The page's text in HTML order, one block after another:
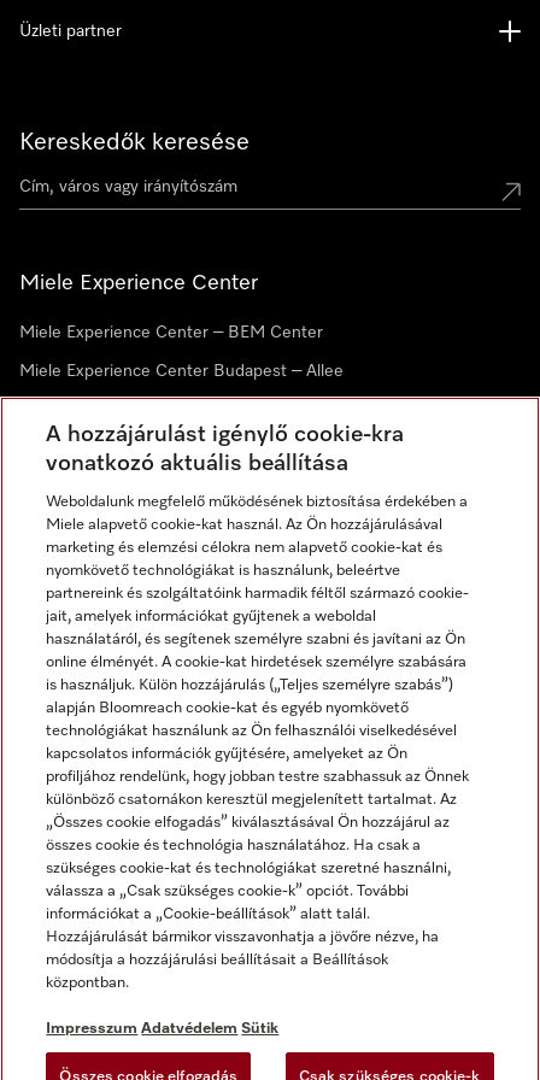
Kereskedők keresése
Miele Experience Center
Miele Experience Center – BEM Center
Miele Experience Center Budapest – Allee
Hírlevél
Üzleti partner
Impresszum
ÁSZF
Adatvédelem
Felhasználási feltételek
Akadálymentességi Nyilatkozat
Digitális Szolgáltatásokról szóló törvény
Miele a YouTube-on
Miele a Facebookon
Miele az Instagramon
A hozzájárulást igénylő cookie-kra
vonatkozó aktuális beállítása
Weboldalunk megfelelő működésének biztosítása érdekében a
Miele alapvető cookie-kat használ. Az Ön hozzájárulásával
marketing és elemzési célokra nem alapvető cookie-kat és
nyomkövető technológiákat is használunk, beleértve
partnereink és szolgáltatóink harmadik féltől származó cookie-
jait, amelyek információkat gyűjtenek a weboldal
használatáról, és segítenek személyre szabni és javítani az Ön
online élményét. A cookie-kat hirdetések személyre szabására
is használjuk. Külön hozzájárulás („Teljes személyre szabás”)
alapján Bloomreach cookie-kat és egyéb nyomkövető
technológiákat használunk az Ön felhasználói viselkedésével
kapcsolatos információk gyűjtésére, amelyeket az Ön
profiljához rendelünk, hogy jobban testre szabhassuk az Önnek
különböző csatornákon keresztül megjelenített tartalmat. Az
„Összes cookie elfogadás” kiválasztásával Ön hozzájárul az
összes cookie és technológia használatához. Ha csak a
szükséges cookie-kat és technológiákat szeretné használni,
válassza a „Csak szükséges cookie-k” opciót. További
információkat a „Cookie-beállítások” alatt talál.
Hozzájárulását bármikor visszavonhatja a jövőre nézve, ha
módosítja a hozzájárulási beállításait a Beállítások
központban.
Impresszum Adatvédelem Sütik